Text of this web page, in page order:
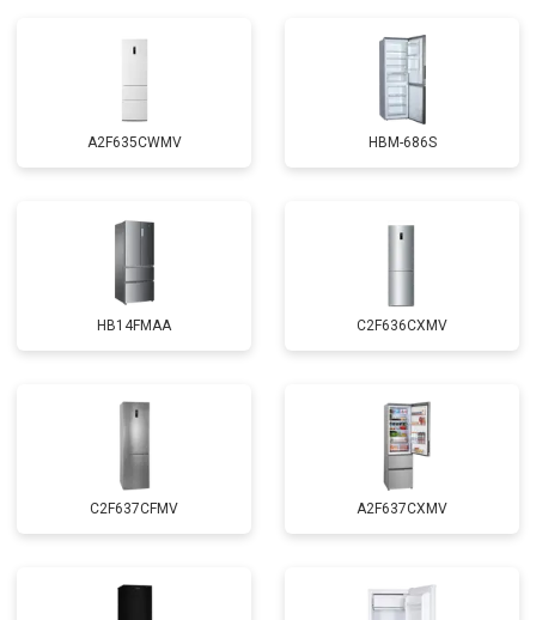
A2F635CWMV HBM-686S
HB14FMAA C2F636CXMV
C2F637CFMV A2F637CXMV